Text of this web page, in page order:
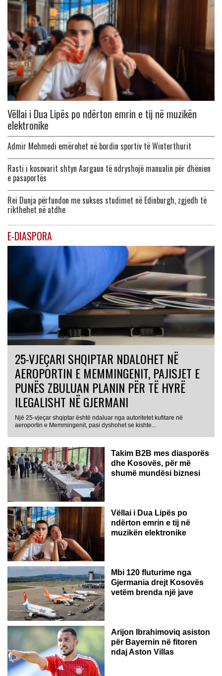
Vëllai i Dua Lipës po ndërton emrin e tij në muzikën
elektronike
Admir Mehmedi emërohet në bordin sportiv të Winterthurit
Rasti i kosovarit shtyn Aargaun të ndryshojë manualin për dhënien
e pasaportës
Rei Dunja përfundon me sukses studimet në Edinburgh, zgjedh të
rikthehet në atdhe
E-DIASPORA
25-VJEÇARI SHQIPTAR NDALOHET NË
AEROPORTIN E MEMMINGENIT, PAJISJET E
PUNËS ZBULUAN PLANIN PËR TË HYRË
ILEGALISHT NË GJERMANI
Një 25-vjeçar shqiptar është ndaluar nga autoritetet kufitare në
aeroportin e Memmingenit, pasi dyshohet se kishte...
Takim B2B mes diasporës
dhe Kosovës, për më
shumë mundësi biznesi
Vëllai i Dua Lipës po
ndërton emrin e tij në
muzikën elektronike
GJERMANI
Mbi 120 fluturime nga
Gjermania drejt Kosovës
vetëm brenda një jave
Arijon Ibrahimoviq asiston
për Bayernin në fitoren
ndaj Aston Villas